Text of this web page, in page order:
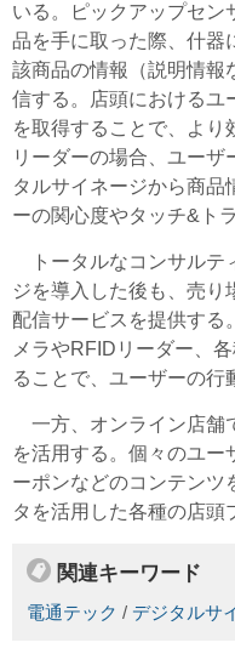
いる。ピックアップセン
品を手に取った際、什器
該商品の情報（説明情報
信する。店頭におけるユ
を取得することで、より
リーダーの場合、ユー
タルサイネージから商品
ーの関心度やタッチ&ト
トータルなコンサルテ
ジを導入した後も、売り
配信サービスを提供する
メラやRFIDリーダー、
ることで、ユーザーの行
一方、オンライン店舗
を活用する。個々のユー
ーポンなどのコンテンツ
タを活用した各種の店頭
関連キーワード
電通テック / デジタルサ